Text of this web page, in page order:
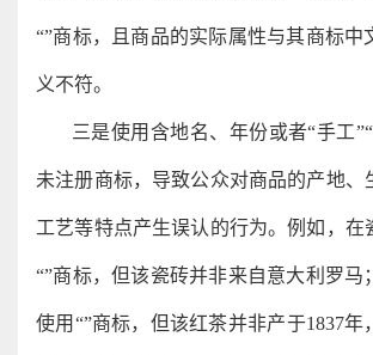
“”商标，且商品的实际属性与其商标中
义不符。
三是使用含地名、年份或者“手工
未注册商标，导致公众对商品的产地、
工艺等特点产生误认的行为。例如，在
“”商标，但该瓷砖并非来自意大利罗马
使用“”商标，但该红茶并非产于1837年